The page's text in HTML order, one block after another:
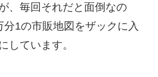
、毎回それだと面倒なの
1の市販地図をザックに入
しています。